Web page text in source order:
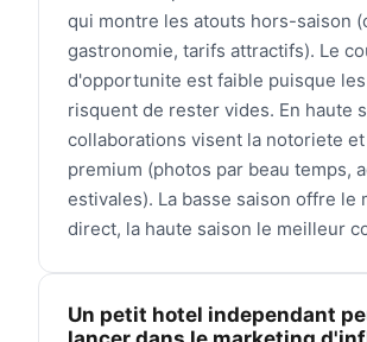
qui montre les atouts hors-saison
gastronomie, tarifs attractifs). Le
d'opportunite est faible puisque
risquent de rester vides. En haute
collaborations visent la notoriete
premium (photos par beau temps,
estivales). La basse saison offre le
direct, la haute saison le meilleur
Un petit hotel independant